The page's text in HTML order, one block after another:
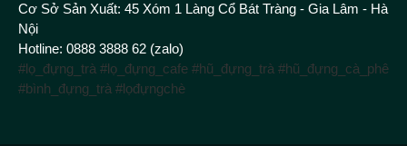
Cơ Sở Sản Xuất: 45 Xóm 1 Làng Cổ Bát Tràng - Gia Lâm - Hà
Nội
Hotline: 0888 3888 62 (zalo)
#lọ_đựng_trà #lọ_đựng_cafe #hũ_đựng_trà #hũ_đựng_cà_phê
#bình_đựng_trà #lọđựngchè